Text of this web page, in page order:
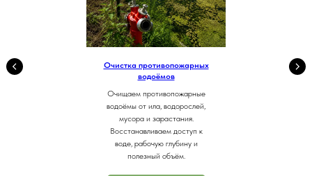
Очистка противопожарных
водоёмов
Очищаем противопожарные
водоёмы от ила, водорослей,
мусора и зарастания.
Восстанавливаем доступ к
воде, рабочую глубину и
полезный объём.